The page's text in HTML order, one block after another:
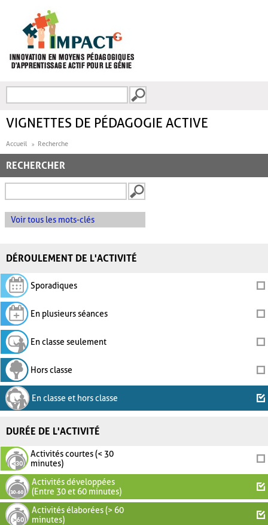
FORMULAIRE DE
VIGNETTES DE PÉDAGOGIE ACTIVE
Accueil Recherche
RECHERCHER
Voir tous les mots-clés
DÉROULEMENT DE L'ACTIVITÉ
Sporadiques
En plusieurs séances
En classe seulement
Hors classe
En classe et hors classe
DURÉE DE L'ACTIVITÉ
Activités courtes (< 30
minutes)
Activités développées
(Entre 30 et 60 minutes)
Activités élaborées (> 60
minutes)